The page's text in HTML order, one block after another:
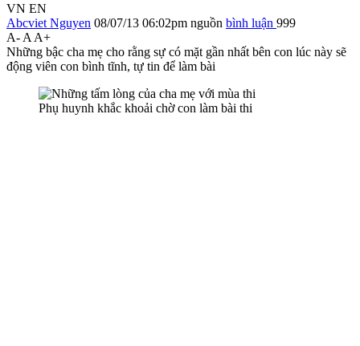
VN EN
Abcviet Nguyen 08/07/13 06:02pm nguồn bình luận 999
A- A A+
Những bậc cha mẹ cho rằng sự có mặt gần nhất bên con lúc này sẽ
động viên con bình tĩnh, tự tin để làm bài
Phụ huynh khắc khoải chờ con làm bài thi